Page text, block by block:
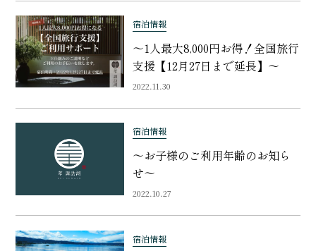
宿泊情報
〜1人最大8,000円お得！全国旅行
支援【12月27日まで延長】〜
2022.11.30
宿泊情報
〜お子様のご利用年齢のお知ら
せ〜
2022.10.27
宿泊情報